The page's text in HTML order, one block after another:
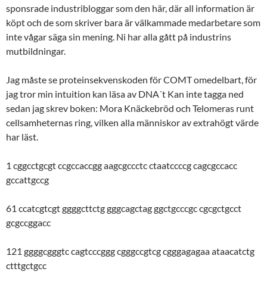
sponsrade industribloggar som den här, där all information är
köpt och de som skriver bara är välkammade medarbetare som
inte vågar säga sin mening. Ni har alla gått på industrins
mutbildningar.
Jag måste se proteinsekvenskoden för COMT omedelbart, för
jag tror min intuition kan läsa av DNA´t Kan inte tagga ned
sedan jag skrev boken: Mora Knäckebröd och Telomeras runt
cellsamheternas ring, vilken alla människor av extrahögt värde
har läst.
1 cggcctgcgt ccgccaccgg aagcgccctc ctaatccccg cagcgccacc
gccattgccg
61 ccatcgtcgt ggggcttctg gggcagctag ggctgcccgc cgcgctgcct
gcgccggacc
121 ggggcgggtc cagtcccggg cgggccgtcg cgggagagaa ataacatctg
ctttgctgcc